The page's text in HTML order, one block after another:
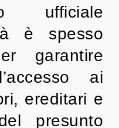
ufficiale
è spesso
garantire
ai
ereditari e
presunto